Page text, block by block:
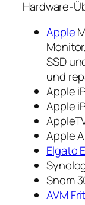
Hardware-
Apple
SSD
und
Apple
Apple
Apple
Elgato
Snom
AVM